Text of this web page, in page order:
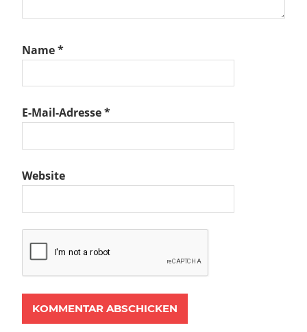
Name*
E-Mail-Adresse*
Website